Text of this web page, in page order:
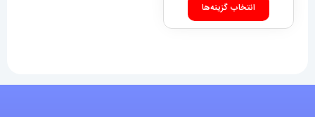
تا
انتخاب گزینه‌ها
محصول